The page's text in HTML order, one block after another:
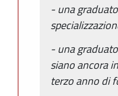
- una
- una
siano ancora
terzo anno di